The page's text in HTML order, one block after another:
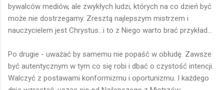
bywalców mediów, ale zwykłych ludzi, których na co dzień być
może nie dostrzegamy. Zresztą najlepszym mistrzem i
nauczycielem jest Chrystus...i to z Niego warto brać przykład...
Po drugie - uważać by samemu nie popaść w obłudę. Zawsze
być autentycznym w tym co się robi i dbać o czystość intencji.
Walczyć z postawami konformizmu i oportunizmu. I każdego